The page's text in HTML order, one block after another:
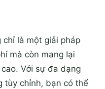
chỉ là một giải pháp
mà còn mang lại
Với sự đa dạng
tùy chỉnh, bạn có thể